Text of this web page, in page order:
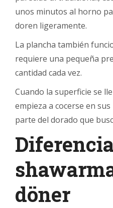
unos minutos al horno
doren ligeramente.
La plancha también
requiere una pequeña
cantidad cada vez.
Cuando la superficie se
empieza a cocerse en
parte del dorado que
döner